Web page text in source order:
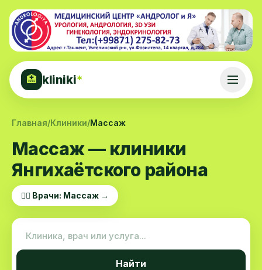
🏥 kliniki*
Главная/Клиники/Массаж
Массаж — клиники
Янгихаётского района
👨‍⚕️ Врачи: Массаж →
Найти